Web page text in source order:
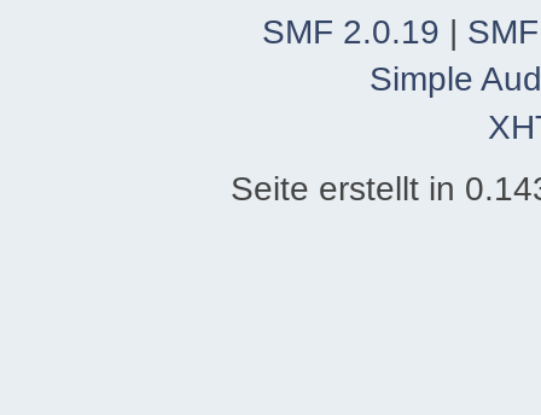
SMF 2.0.19 |
Simple
Seite erstellt in